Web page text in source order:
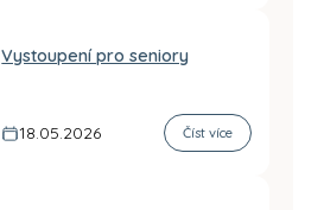
Vystoupení pro seniory
18.05.2026 Číst více